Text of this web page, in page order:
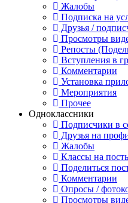
Жалобы
Подписка на
Друзья /
Просмотры
Репосты
Вступления в
Комментарии
Установка
Мероприятия
Прочее
Одноклассники
Подписчики в
Друзья на
Жалобы
Классы на
Поделиться
Комментарии
Опросы /
Просмотры